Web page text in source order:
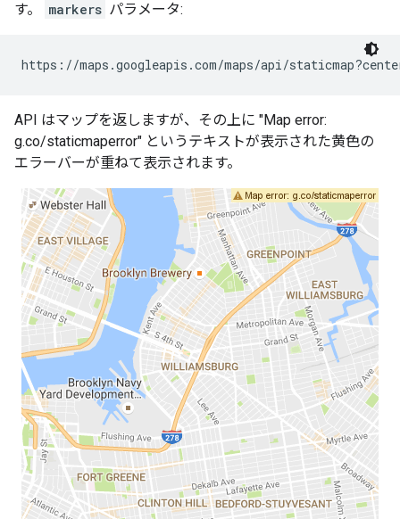
す。
markers パラメータ:
https://maps.googleapis.com/maps/api/
API はマップを返しますが、その上に "Map error:
g.co/staticmaperror" というテキストが表示された黄色の
エラーバーが重ねて表示されます。